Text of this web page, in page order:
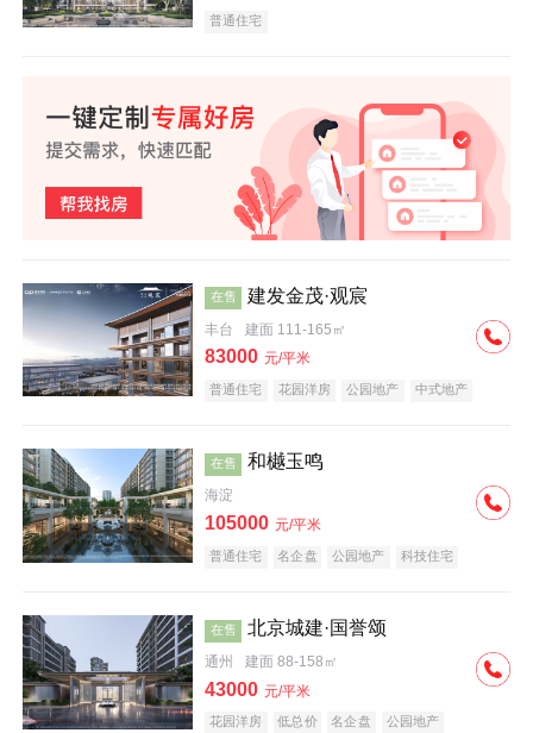
普通住宅
在售 建发金茂·观宸
丰台 建面 111-165㎡
83000 元/平米
普通住宅 花园洋房 公园地产
中式地产
在售 和樾玉鸣
海淀
105000 元/平米
普通住宅 名企盘 公园地产 科技住宅
在售 北京城建·国誉颂
通州 建面 88-158㎡
43000 元/平米
花园洋房 低总价 名企盘 公园地产